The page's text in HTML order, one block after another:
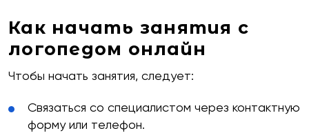
Как начать занятия с
логопедом онлайн
Чтобы начать занятия, следует:
Связаться со специалистом через контактную
форму или телефон.